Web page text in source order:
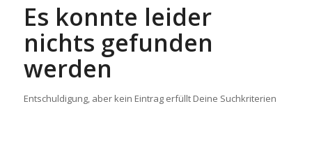
Es konnte leider
nichts gefunden
werden
Entschuldigung, aber kein Eintrag erfüllt Deine Suchkriterien